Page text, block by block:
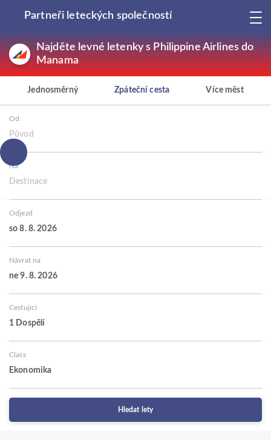
Partneři leteckých společností
Najděte levné letenky s Philippine Airlines do
Manama
Jednosměrný Zpáteční cesta Více měst
Od
Původ
Na
Destinace
Odjezd
so 8. 8. 2026
Návrat na
ne 9. 8. 2026
Cestující
1 Dospělí
Class
Ekonomika
Hledat lety